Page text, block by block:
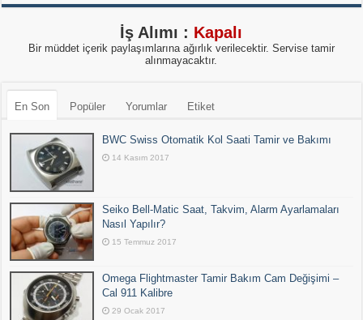
İş Alımı : Kapalı
Bir müddet içerik paylaşımlarına ağırlık verilecektir. Servise tamir
alınmayacaktır.
En Son Popüler Yorumlar Etiket
BWC Swiss Otomatik Kol Saati Tamir ve Bakımı
14 Kasım 2017
Seiko Bell-Matic Saat, Takvim, Alarm Ayarlamaları
Nasıl Yapılır?
15 Temmuz 2017
Omega Flightmaster Tamir Bakım Cam Değişimi –
Cal 911 Kalibre
29 Ocak 2017